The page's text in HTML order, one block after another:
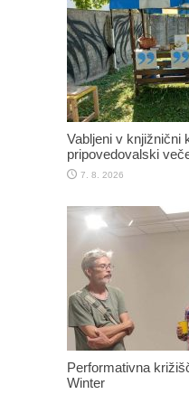
Vabljeni v knjižnični
pripovedovalski
7. 8. 2026
Performativna
Winter